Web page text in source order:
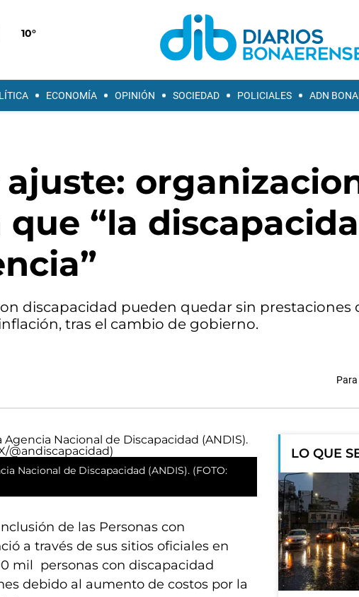
10°
ECONOMÍA OPINIÓN SOCIEDAD POLICIALES ADN
“la
discapacidad pueden quedar sin prestaciones
tras el cambio de gobierno.
Nacional de Discapacidad (ANDIS). (FOTO:
de las Personas con
a través de sus sitios oficiales en
mil personas con discapacidad
debido al aumento de costos por la
LO QUE